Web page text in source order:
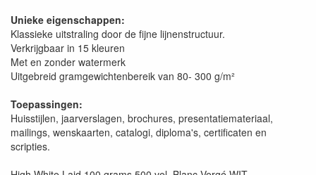
Unieke eigenschappen:
Klassieke uitstraling door de fijne lijnenstructuur.
Verkrijgbaar in 15 kleuren
Met en zonder watermerk
Uitgebreid gramgewichtenbereik van 80- 300 g/m²
Toepassingen:
Huisstijlen, jaarverslagen, brochures, presentatiemateriaal,
mailings, wenskaarten, catalogi, diploma's, certificaten en
scripties.